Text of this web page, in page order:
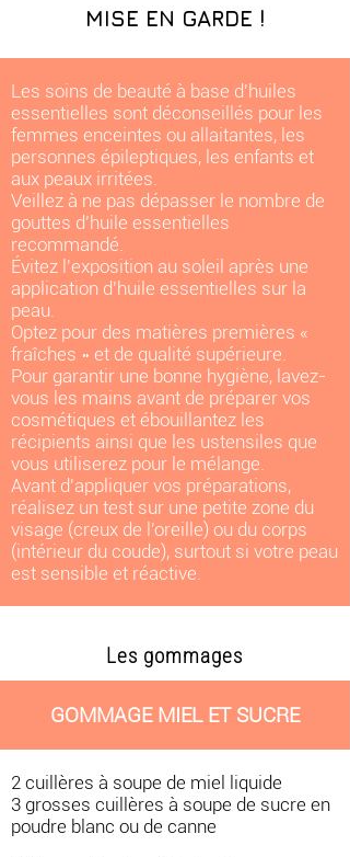
MISE EN GARDE !
Les soins de beauté à base d'huiles
essentielles sont déconseillés pour les
femmes enceintes ou allaitantes, les
personnes épileptiques, les enfants et
aux peaux irritées.
Veillez à ne pas dépasser le nombre de
gouttes d’huile essentielles
recommandé.
Évitez l'exposition au soleil après une
application d’huile essentielles sur la
peau.
Optez pour des matières premières «
fraîches » et de qualité supérieure.
Pour garantir une bonne hygiène, lavez-
vous les mains avant de préparer vos
cosmétiques et ébouillantez les
récipients ainsi que les ustensiles que
vous utiliserez pour le mélange.
Avant d'appliquer vos préparations,
réalisez un test sur une petite zone du
visage (creux de l'oreille) ou du corps
(intérieur du coude), surtout si votre peau
est sensible et réactive.
Les gommages
GOMMAGE MIEL ET SUCRE
2 cuillères à soupe de miel liquide
3 grosses cuillères à soupe de sucre en
poudre blanc ou de canne